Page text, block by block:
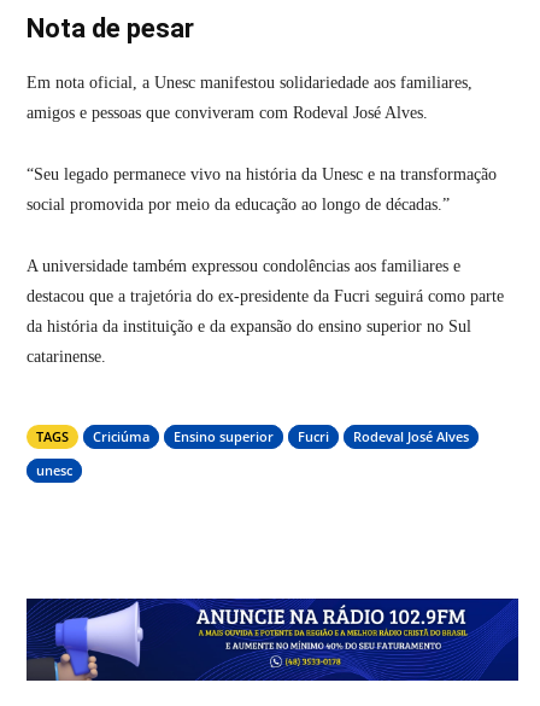
Nota de pesar
Em nota oficial, a Unesc manifestou solidariedade aos familiares,
amigos e pessoas que conviveram com Rodeval José Alves.
“Seu legado permanece vivo na história da Unesc e na transformação
social promovida por meio da educação ao longo de décadas.”
A universidade também expressou condolências aos familiares e
destacou que a trajetória do ex-presidente da Fucri seguirá como parte
da história da instituição e da expansão do ensino superior no Sul
catarinense.
TAGS Criciúma Ensino superior Fucri
Rodeval José Alves
unesc